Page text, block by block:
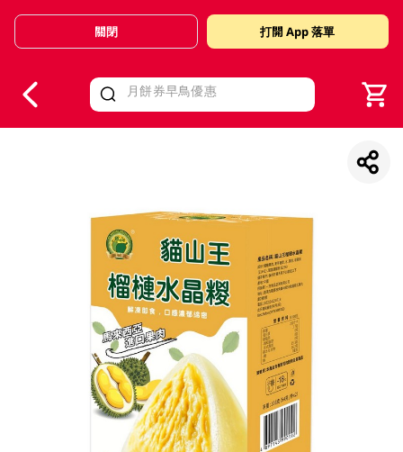
Valid Until 30 June 2026
關閉 打開 App 落單